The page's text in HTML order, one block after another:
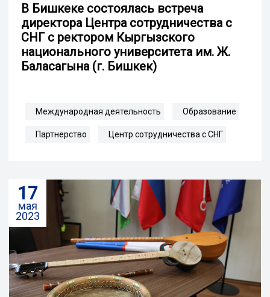
В Бишкеке состоялась встреча
директора Центра сотрудничества с
СНГ с ректором Кыргызского
национального университета им. Ж.
Баласагына (г. Бишкек)
Международная деятельность Образование
Партнерство Центр сотрудничества с СНГ
17
мая
2023